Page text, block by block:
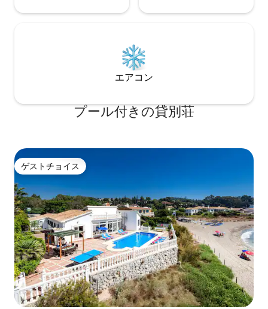
るための自動不透明ブラインドが装備さ
トレスと低反発フォームを備えていま
す。各ベッドには、低反発枕 2 個と通常
の枕 2 個が用意されています。アパート
には2つのフルバスルームがあり、そのう
ームは床と同じ高さにあり、水は天井か
ら雨のように降り注ぎます。洗面台は天
想的なプーフエリアがあります。お住ま
いの国のすべてのテレビチャンネルをご
覧いただけます。また、テレビを壁から
外して回転させ、ソファから見ることも
できます。白い天然リネンのソファは、
160x200 の大きなベッドに変わります。
Wi-Fi は高速です。空調は Airzone で、ア
パートの各エリアで理想的な温度をコン
トロールすることができます。デザイナ
ーズキッチンには高級家電が揃ってお
り、どんな料理も作ることができます。
オーブン、電子レンジ、冷蔵庫、冷凍
庫、食器洗い機、IHコンロ、洗濯機/乾燥
機、トースター、ネスプレッソ コーヒー
エアコン
プール付きの貸別荘
ゲストチョイス
ゲストチョイス